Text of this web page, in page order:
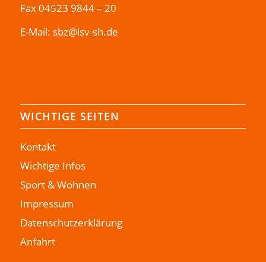
Fax 04523 9844 – 20
E-Mail: sbz@lsv-sh.de
WICHTIGE SEITEN
Kontakt
Wichtige Infos
Sport & Wohnen
Impressum
Datenschutzerklärung
Anfahrt